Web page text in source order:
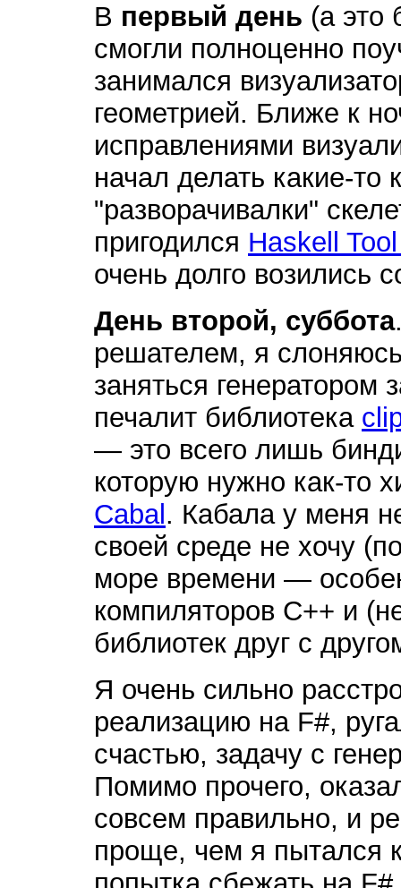
В первый день (а это
смогли полноценно
занимался
геометрией. Ближе к
исправлениями
начал делать какие-то
"разворачивалки"
пригодился Haskell
очень долго возились
День второй, суббота
решателем, я
заняться генератором
печалит библиотека
— это всего лишь
которую нужно как-то
Cabal . Кабала у меня
своей среде не хочу
море времени —
компиляторов C++ и
библиотек друг с
Я очень сильно
реализацию на F#,
счастью, задачу с
Помимо прочего,
совсем правильно, и
проще, чем я пытался